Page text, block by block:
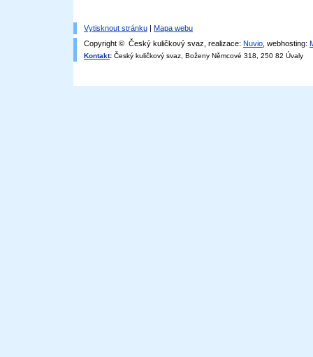
Vytisknout stránku | Mapa webu
Copyright © Český kuličkový svaz, realizace: Nuvio , webhosting:
Kontakt: Český kuličkový svaz, Boženy Němcové 318, 250 82 Úvaly